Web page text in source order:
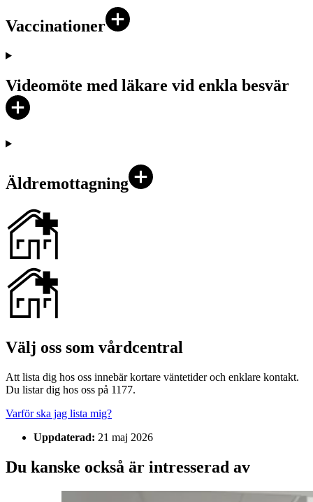
Vaccinationer
Videomöte med läkare vid enkla besvär
Äldremottagning
Välj oss som vårdcentral
Att lista dig hos oss innebär kortare väntetider och enklare kontakt.
Du listar dig hos oss på 1177.
Varför ska jag lista mig?
Uppdaterad: 21 maj 2026
Du kanske också är intresserad av